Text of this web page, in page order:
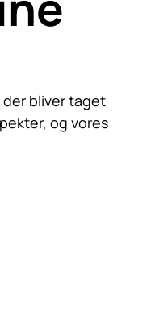
bliver taget
og vores